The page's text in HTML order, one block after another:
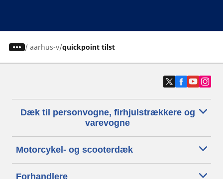
/ aarhus-v quickpoint tilst
Dæk til personvogne, firhjulstrækkere og
varevogne
Motorcykel- og scooterdæk
Forhandlere